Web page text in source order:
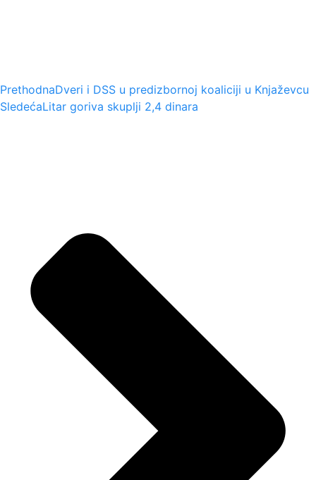
PrethodnaDveri i DSS u predizbornoj koaliciji u Knjaževcu
SledećaLitar goriva skuplji 2,4 dinara